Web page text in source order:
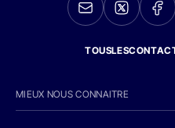
MIEUX NOUS CONNAITRE